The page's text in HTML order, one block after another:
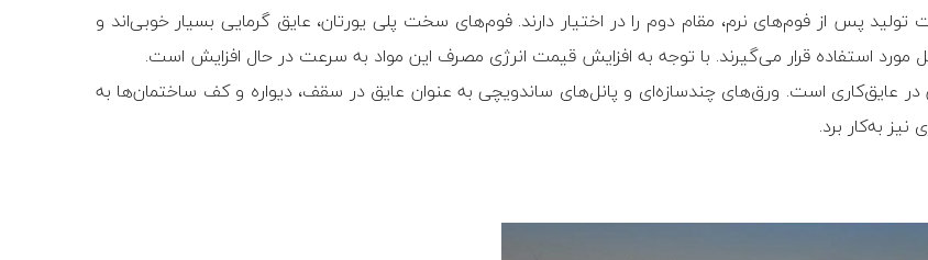
پس از فوم‏‌های نرم، مقام دوم را در اختیار دارند. فوم‌‏های سخت پلی یورتان، عایق گرمایی بسیار خوبی‌اند و
مورد استفاده قرار می‏‌گیرند. با توجه به افزایش قیمت انرژی مصرف این مواد به سرعت در حال افزایش است.
عایق‌کاری است. ورق‏‌های چندسازه‌ای و پانل‏‌های ساندویچی به عنوان عایق در سقف، دیواره و کف ساختمان‌‏ها به
به‌کار برد.